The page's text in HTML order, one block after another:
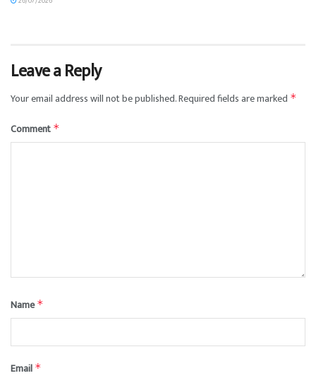
Leave a Reply
Your email address will not be published.Required fields are marked *
Comment *
Name*
Email *